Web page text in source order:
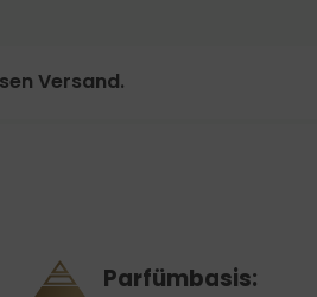
Versand.
Parfümbasis: